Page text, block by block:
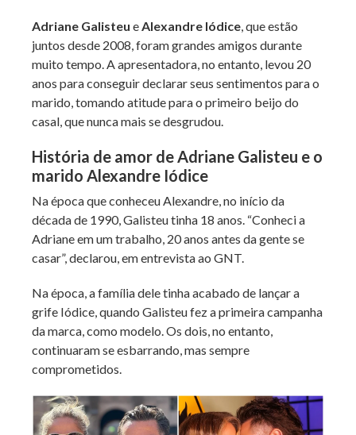
Adriane Galisteu eAlexandre Iódice, que estão
juntos desde 2008, foram grandes amigos durante
muito tempo. A apresentadora, no entanto, levou 20
anos para conseguir declarar seus sentimentos para o
marido, tomando atitude para o primeiro beijo do
casal, que nunca mais se desgrudou.
História de amor de Adriane Galisteu e o
marido Alexandre Iódice
Na época que conheceu Alexandre, no início da
década de 1990, Galisteu tinha 18 anos. “Conheci a
Adriane em um trabalho, 20 anos antes da gente se
casar”, declarou, em entrevista ao GNT.
Na época, a família dele tinha acabado de lançar a
grife Iódice, quando Galisteu fez a primeira campanha
da marca, como modelo. Os dois, no entanto,
continuaram se esbarrando, mas sempre
comprometidos.